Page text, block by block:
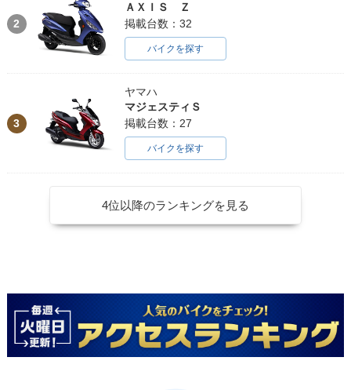
2
ＡＸＩＳ Ｚ
掲載台数：32
バイクを探す
3
ヤマハ
マジェスティＳ
掲載台数：27
バイクを探す
4位以降のランキングを見る